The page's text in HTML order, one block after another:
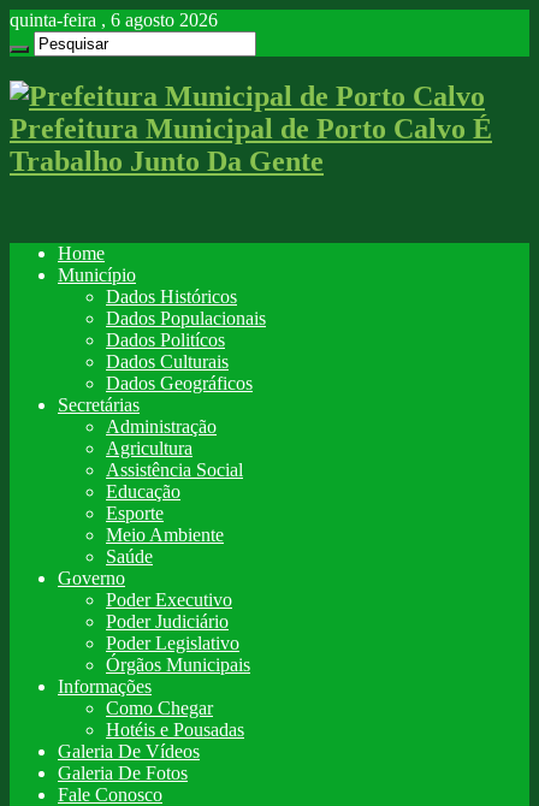
quinta-feira , 6 agosto 2026
Prefeitura Municipal de Porto Calvo É
Trabalho Junto Da Gente
Home
Município
Dados Históricos
Dados Populacionais
Dados Politícos
Dados Culturais
Dados Geográficos
Secretárias
Administração
Agricultura
Assistência Social
Educação
Esporte
Meio Ambiente
Saúde
Governo
Poder Executivo
Poder Judiciário
Poder Legislativo
Órgãos Municipais
Informações
Como Chegar
Hotéis e Pousadas
Galeria De Vídeos
Galeria De Fotos
Fale Conosco